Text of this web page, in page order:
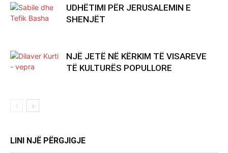
UDHËTIMI PËR JERUSALEMIN E
SHENJËT
NJË JETË NË KËRKIM TË VISAREVE
TË KULTURËS POPULLORE
LINI NJË PËRGJIGJE